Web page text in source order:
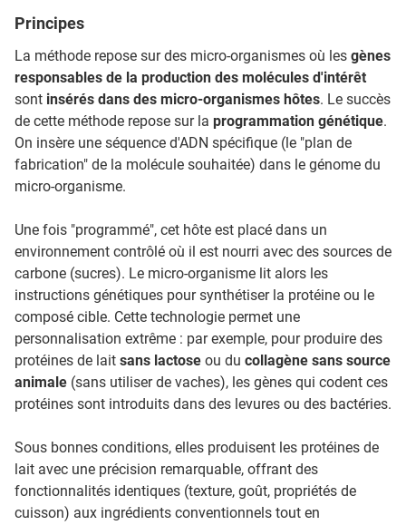
Principes
La méthode repose sur des micro-organismes où les gènes
responsables de la production des molécules d'intérêt
sont insérés dans des micro-organismes hôtes. Le succès
de cette méthode repose sur la programmation génétique.
On insère une séquence d'ADN spécifique (le "plan de
fabrication" de la molécule souhaitée) dans le génome du
micro-organisme.
Une fois "programmé", cet hôte est placé dans un
environnement contrôlé où il est nourri avec des sources de
carbone (sucres). Le micro-organisme lit alors les
instructions génétiques pour synthétiser la protéine ou le
composé cible. Cette technologie permet une
personnalisation extrême : par exemple, pour produire des
protéines de lait sans lactose ou du collagène sans source
animale (sans utiliser de vaches), les gènes qui codent ces
protéines sont introduits dans des levures ou des bactéries.
Sous bonnes conditions, elles produisent les protéines de
lait avec une précision remarquable, offrant des
fonctionnalités identiques (texture, goût, propriétés de
cuisson) aux ingrédients conventionnels tout en